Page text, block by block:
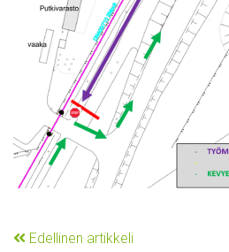
Edellinen artikkeli